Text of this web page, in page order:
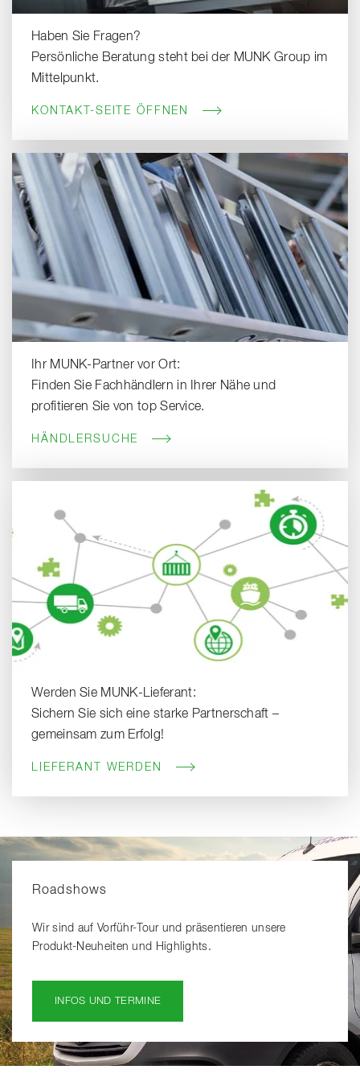
Haben Sie Fragen?
Persönliche Beratung steht bei der MUNK Group im
Mittelpunkt.
KONTAKT-SEITE ÖFFNEN
Ihr MUNK-Partner vor Ort:
Finden Sie Fachhändlern in Ihrer Nähe und
profitieren Sie von top Service.
HÄNDLERSUCHE
Werden Sie MUNK-Lieferant:
Sichern Sie sich eine starke Partnerschaft –
gemeinsam zum Erfolg!
LIEFERANT WERDEN
Roadshows
Wir sind auf Vorführ-Tour und präsentieren unsere
Produkt-Neuheiten und Highlights.
INFOS UND TERMINE